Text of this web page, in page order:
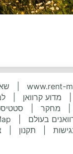
www.rent-
מדוע קרוואן
מחקר
בעולם
תקנון